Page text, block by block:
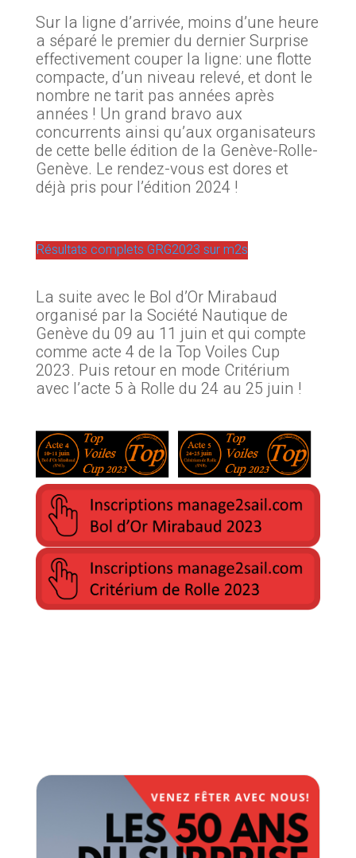
Sur la ligne d’arrivée, moins d’une heure
a séparé le premier du dernier Surprise
effectivement couper la ligne: une flotte
compacte, d’un niveau relevé, et dont le
nombre ne tarit pas années après
années ! Un grand bravo aux
concurrents ainsi qu’aux organisateurs
de cette belle édition de la Genève-Rolle-
Genève. Le rendez-vous est dores et
déjà pris pour l’édition 2024 !
Résultats complets GRG2023 sur m2s
La suite avec le Bol d’Or Mirabaud
organisé par la Société Nautique de
Genève du 09 au 11 juin et qui compte
comme acte 4 de la Top Voiles Cup
2023. Puis retour en mode Critérium
avec l’acte 5 à Rolle du 24 au 25 juin !